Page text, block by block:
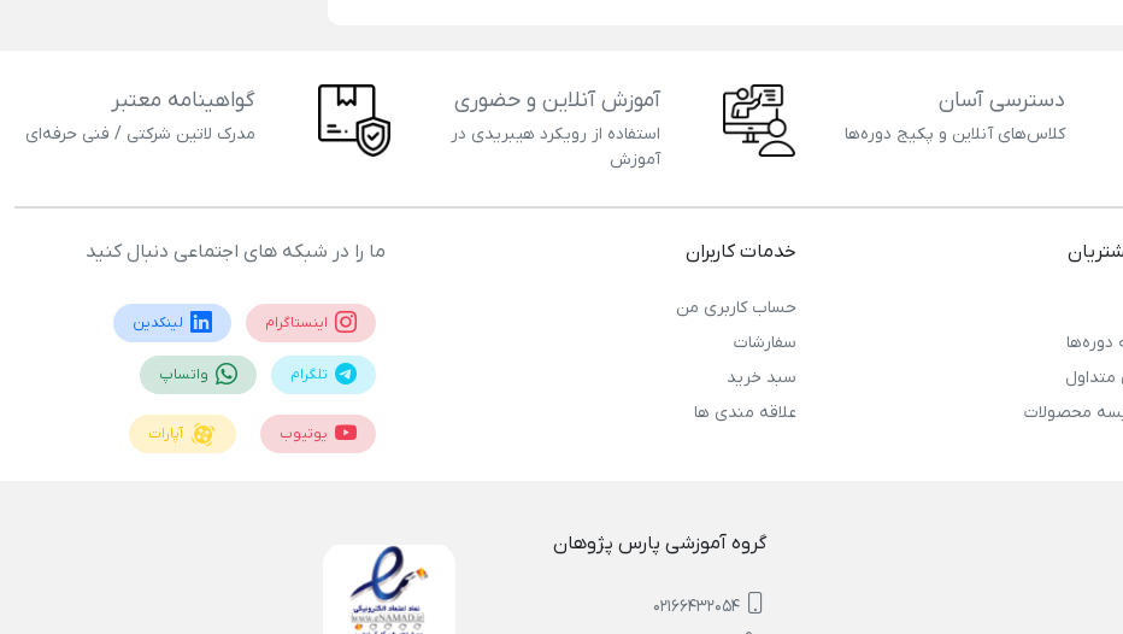
دسترسی آسان
کلاس‌های آنلاین و پکیج دوره‌ها
آموزش آنلاین و حضوری
استفاده از رویکرد هیبریدی در
آموزش
گواهینامه معتبر
مدرک لاتین شرکتی / فنی حرفه‌ای
محصولات
خدمات کاربران
حساب کاربری من
سفارشات
سبد خرید
علاقه مندی ها
ما را در شبکه های اجتماعی دنبال کنید
اینستاگرام لینکدین
تلگرام واتساپ
یوتیوب آپارات
گروه آموزشی پارس پژوهان
02166432054